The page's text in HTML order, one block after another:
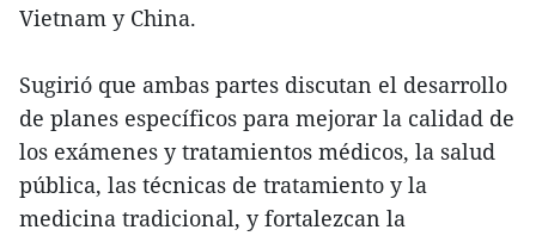
Vietnam y China.
Sugirió que ambas partes discutan el desarrollo
de planes específicos para mejorar la calidad de
los exámenes y tratamientos médicos, la salud
pública, las técnicas de tratamiento y la
medicina tradicional, y fortalezcan la